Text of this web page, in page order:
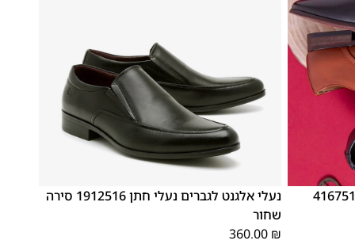
נעלי חתן 4167515-1
נעלי אלגנט לגברים נעלי חתן 1912516 סירה
שחור
360.00 ₪